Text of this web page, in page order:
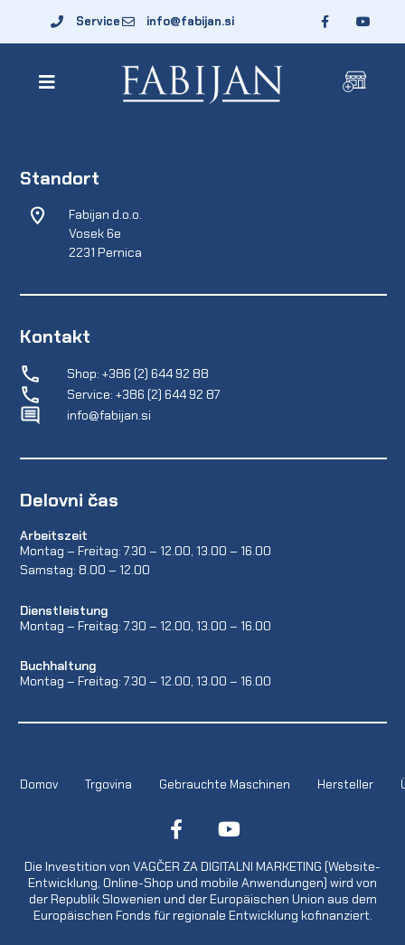
Service info@fabijan.si
Standort
Fabijan d.o.o.
Vosek 6e
2231 Pernica
Kontakt
Shop: +386 (2) 644 92 88
Service: +386 (2) 644 92 87
info@fabijan.si
Delovni čas
Arbeitszeit
Montag – Freitag: 7.30 – 12.00, 13.00 – 16.00
Samstag: 8.00 – 12.00
Dienstleistung
Montag – Freitag: 7.30 – 12.00, 13.00 – 16.00
Buchhaltung
Montag – Freitag: 7.30 – 12.00, 13.00 – 16.00
Domov Trgovina Gebrauchte Maschinen Hersteller
Die Investition von VAGČER ZA DIGITALNI MARKETING (Website-
Entwicklung, Online-Shop und mobile Anwendungen) wird von
der Republik Slowenien und der Europäischen Union aus dem
Europäischen Fonds für regionale Entwicklung kofinanziert.